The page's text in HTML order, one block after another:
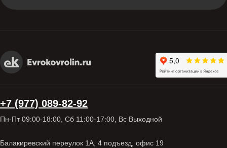
+7 (977) 089-82-92
Пн-Пт 09:00-18:00, Сб 11:00-17:00, Вс Выходной
Балакиревский переулок 1А, 4 подъезд, офис 19